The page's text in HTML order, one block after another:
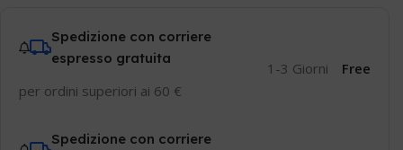
Spedizione con corriere
espresso gratuita
per ordini superiori ai 60 €
1-3 Giorni Free
Spedizione con corriere